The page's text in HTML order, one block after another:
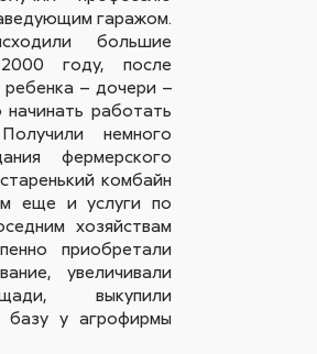
гаражом.
большие
году, после
– дочери –
работать
немного
фермерского
комбайн
еще и услуги по
хозяйствам
приобретали
увеличивали
выкупили
базу у агрофирмы